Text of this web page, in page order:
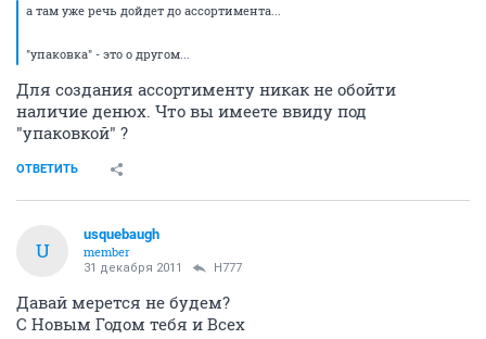
а там уже речь дойдет до ассортимента...
"упаковка" - это о другом...
Для создания ассортименту никак не обойти
наличие денюх. Что вы имеете ввиду под
"упаковкой" ?
ОТВЕТИТЬ
U
usquebaugh
member
31 декабря 2011 H777
Давай мерется не будем?
С Новым Годом тебя и Всех